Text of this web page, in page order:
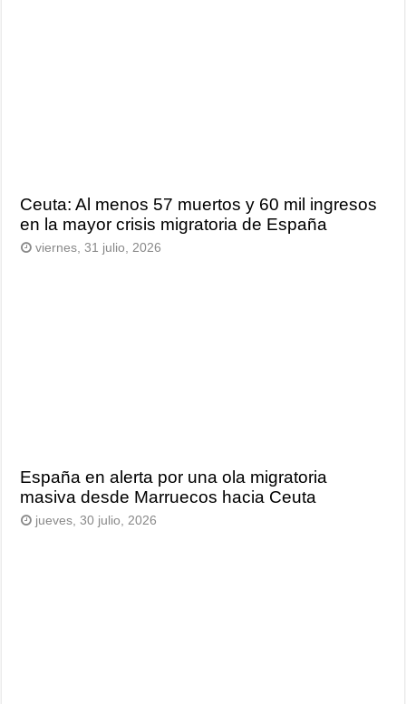
Ceuta: Al menos 57 muertos y 60 mil ingresos
en la mayor crisis migratoria de España
viernes, 31 julio, 2026
España en alerta por una ola migratoria
masiva desde Marruecos hacia Ceuta
jueves, 30 julio, 2026